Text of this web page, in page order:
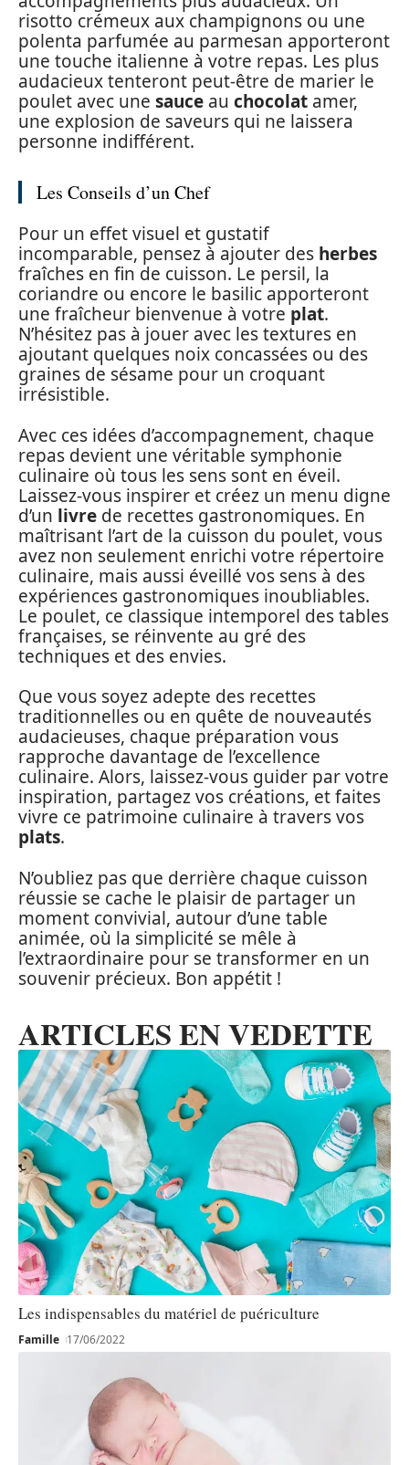
risotto crémeux aux champignons ou une
polenta parfumée au parmesan apporteront
une touche italienne à votre repas. Les plus
audacieux tenteront peut-être de marier le
poulet avec une sauce au chocolat amer,
une explosion de saveurs qui ne laissera
personne indifférent.
Les Conseils d’un Chef
Pour un effet visuel et gustatif
incomparable, pensez à ajouter des herbes
fraîches en fin de cuisson. Le persil, la
coriandre ou encore le basilic apporteront
une fraîcheur bienvenue à votre plat.
N’hésitez pas à jouer avec les textures en
ajoutant quelques noix concassées ou des
graines de sésame pour un croquant
irrésistible.
Avec ces idées d’accompagnement, chaque
repas devient une véritable symphonie
culinaire où tous les sens sont en éveil.
Laissez-vous inspirer et créez un menu digne
d’un livre de recettes gastronomiques. En
maîtrisant l’art de la cuisson du poulet, vous
avez non seulement enrichi votre répertoire
culinaire, mais aussi éveillé vos sens à des
expériences gastronomiques inoubliables.
Le poulet, ce classique intemporel des tables
françaises, se réinvente au gré des
techniques et des envies.
Que vous soyez adepte des recettes
traditionnelles ou en quête de nouveautés
audacieuses, chaque préparation vous
rapproche davantage de l’excellence
culinaire. Alors, laissez-vous guider par votre
inspiration, partagez vos créations, et faites
vivre ce patrimoine culinaire à travers vos
plats.
N’oubliez pas que derrière chaque cuisson
réussie se cache le plaisir de partager un
moment convivial, autour d’une table
animée, où la simplicité se mêle à
l’extraordinaire pour se transformer en un
souvenir précieux. Bon appétit !
ARTICLES EN VEDETTE
Les indispensables du matériel de puériculture
Famille 17/06/2022